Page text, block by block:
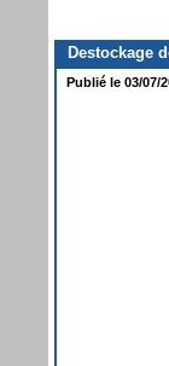
Destockage
Publié le 03/07/